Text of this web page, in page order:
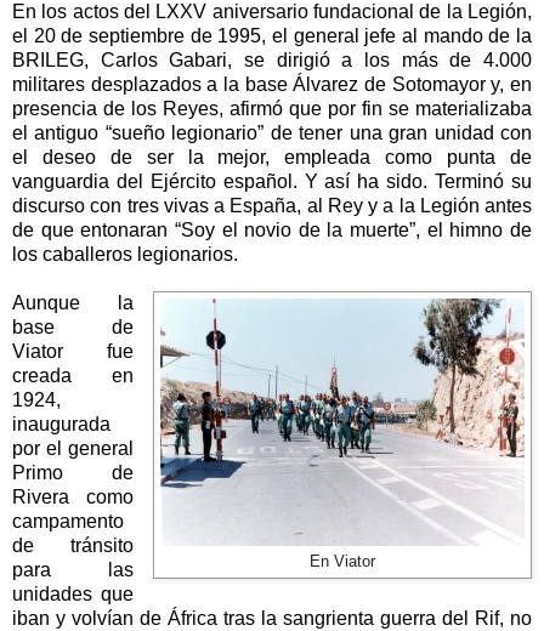
En los actos del LXXV aniversario fundacional de la Legión,
el 20 de septiembre de 1995, el general jefe al mando de la
BRILEG, Carlos Gabari, se dirigió a los más de 4.000
militares desplazados a la base Álvarez de Sotomayor y, en
presencia de los Reyes, afirmó que por fin se materializaba
el antiguo “sueño legionario” de tener una gran unidad con
el deseo de ser la mejor, empleada como punta de
vanguardia del Ejército español. Y así ha sido. Terminó su
discurso con tres vivas a España, al Rey y a la Legión antes
de que entonaran “Soy el novio de la muerte”, el himno de
los caballeros legionarios.
En Viator
Aunque la
base de
Viator fue
creada en
1924,
inaugurada
por el general
Primo de
Rivera como
campamento
de tránsito
para las
unidades que
iban y volvían de África tras la sangrienta guerra del Rif, no